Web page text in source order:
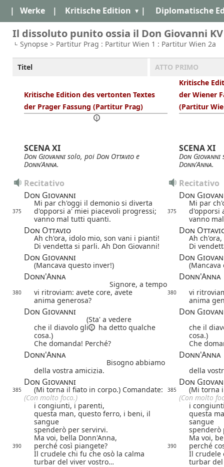
| Werke | Kritische Edition | Diplomatische
Il dissoluto punito ossia il Don Giovanni KV
Synopse > Partitur Prag : Partitur Wien 1 : Partitur Wien 2a
Titel ATTO PRIMO
Kritische Edition des vertonten Textes
der Prager Fassung (Partitur Prag)
Kritische
der Wiener
(Partitur
SCENA XI SCENA XI
Don Giovannisolo, poi Don Ottavio e
Donn'Anna.
Don Giovanni
Donn'Anna.
Recitativo
Recitativo
Don Giovanni
Don
Mi par ch'oggi il demonio si diverta Mi par
375 d'opporsi a' miei piacevoli progressi; 375
d'opporsi
vanno mal tutti quanti.
vanno
Don Ottavio Don
Ah ch'ora, idolo mio, son vani i pianti!
Ah
Di vendetta si parli. Ah Don Giovanni!
Di
Don Giovanni Don
(Mancava questo inver!) (Mancava
Donn'Anna Donn'Anna
Signore, a tempo
380 vi ritroviam: avete core, avete 380
vi
anima generosa?
anima
Don Giovanni Don
(Sta' a vedere
che il diavolo gli
ha detto qualche
cosa.)
che il
cosa.)
Che domanda! Perché?
Che
Donn'Anna Donn'Anna
Bisogno abbiamo
della vostra amicizia.
della
Don Giovanni Don
385 (Mi torna il fiato in corpo.) Comandate: 385
(Mi torna
(Con molto foco.)
(Con molto
i congiunti, i parenti,
i
questa man, questo ferro, i beni, il
sangue
questa
sangue
spenderò per servirvi.
spenderò
Ma voi, bella Donn'Anna,
Ma voi,
390 perché così piangete? 390
perché
Il crudele chi fu che osò la calma
Il crudele
turbar del viver vostro…
turbar